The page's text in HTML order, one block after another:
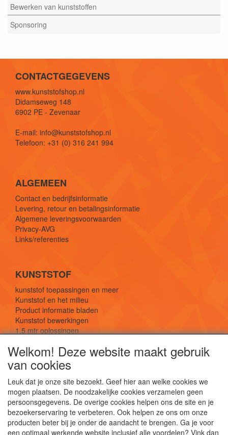
Bewerken van kunststoffen
Sponsoring
CONTACTGEGEVENS
www.kunststofshop.nl
Didamseweg 148
6902 PE - Zevenaar
E-mail: info@kunststofshop.nl
Telefoon: +31 (0) 316 241 994
ALGEMEEN
Contact en bedrijfsinformatie
Levering, retour en betalingsinformatie
Algemene leveringsvoorwaarden
Privacy-AVG
Links/referenties
KUNSTSTOF
kunststof toepassingen en meer
Kunststof en het milieu
Product informatie bladen
Kunststof bewerkingen
1,5 mtr oplossingen
SOCIALE MEDIA
Welkom! Deze website maakt gebruik
van cookies
Leuk dat je onze site bezoekt. Geef hier aan welke cookies we
mogen plaatsen. De noodzakelijke cookies verzamelen geen
persoonsgegevens. De overige cookies helpen ons de site en je
bezoekerservaring te verbeteren. Ook helpen ze ons om onze
producten beter bij je onder de aandacht te brengen. Ga je voor
een optimaal werkende website inclusief alle voordelen? Vink dan